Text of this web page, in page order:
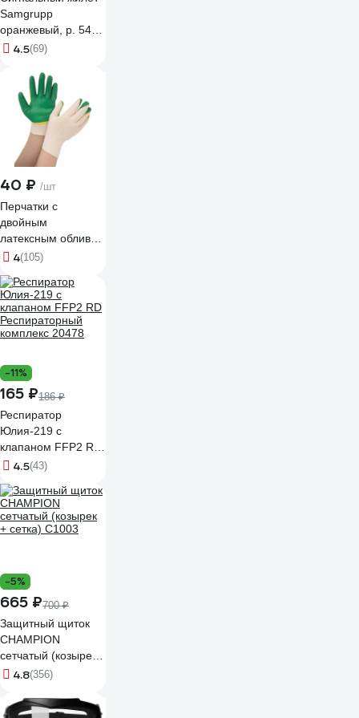
Samgrupp
оранжевый, р. 54-
56 SAMC-
4.5(69)
40 ₽ /шт
Перчатки с
двойным
латексным обливом
Gigant 13 класс,1
GGL-16
4(105)
-11%
165 ₽186 ₽
Респиратор
Юлия-219 с
клапаном FFP2 RD
Респираторный
4.5(43)
-5%
665 ₽700 ₽
Защитный щиток
CHAMPION
сетчатый (козырек
+ сетка) C1003
4.8(356)